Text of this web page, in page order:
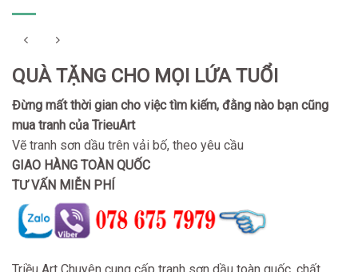
QUÀ TẶNG CHO MỌI LỨA TUỔI
Đừng mất thời gian cho việc tìm kiếm, đằng nào bạn cũng
mua tranh của TrieuArt
Vẽ tranh sơn dầu trên vải bố, theo yêu cầu
GIAO HÀNG TOÀN QUỐC
TƯ VẤN MIỄN PHÍ
Triều Art Chuyên cung cấp tranh sơn dầu toàn quốc, chất